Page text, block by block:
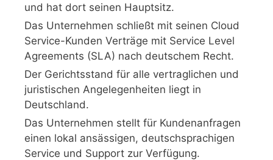
und hat dort seinen Hauptsitz.
Das Unternehmen schließt mit seinen Cloud
Service-Kunden Verträge mit Service Level
Agreements (SLA) nach deutschem Recht.
Der Gerichtsstand für alle vertraglichen und
juristischen Angelegenheiten liegt in
Deutschland.
Das Unternehmen stellt für Kundenanfragen
einen lokal ansässigen, deutschsprachigen
Service und Support zur Verfügung.